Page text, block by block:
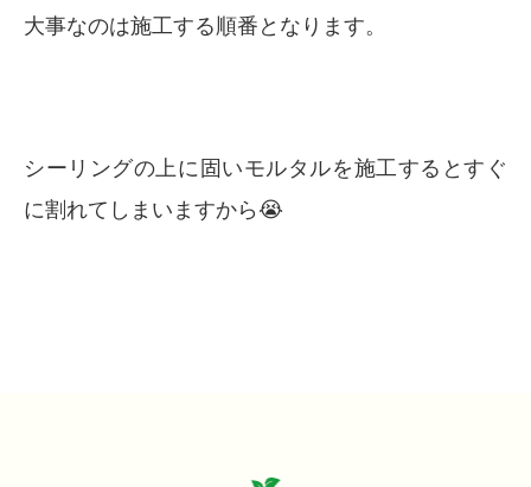
大事なのは施工する順番となります。
シーリングの上に固いモルタルを施工するとすぐ
に割れてしまいますから😭